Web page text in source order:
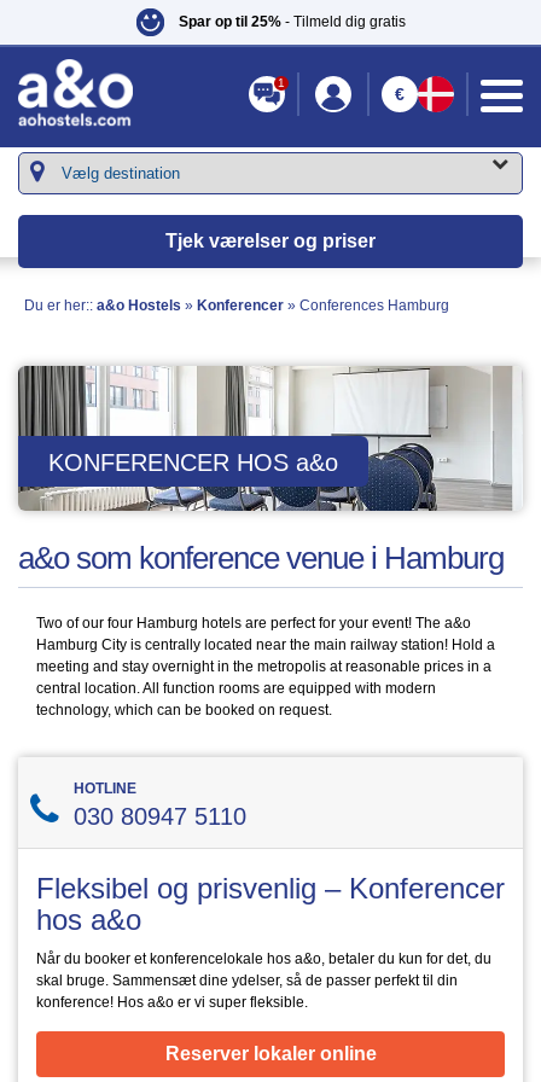
Spar op til 25% - Tilmeld dig gratis
1
€
Tjek værelser og priser
Du er her:: a&o Hostels » Konferencer » Conferences Hamburg
KONFERENCER HOS a&o
a&o som konference venue i Hamburg
Two of our four Hamburg hotels are perfect for your event! The a&o
Hamburg City is centrally located near the main railway station! Hold a
meeting and stay overnight in the metropolis at reasonable prices in a
central location. All function rooms are equipped with modern
technology, which can be booked on request.
HOTLINE
030 80947 5110
Fleksibel og prisvenlig – Konferencer
hos a&o
Når du booker et konferencelokale hos a&o, betaler du kun for det, du
skal bruge. Sammensæt dine ydelser, så de passer perfekt til din
konference! Hos a&o er vi super fleksible.
Reserver lokaler online